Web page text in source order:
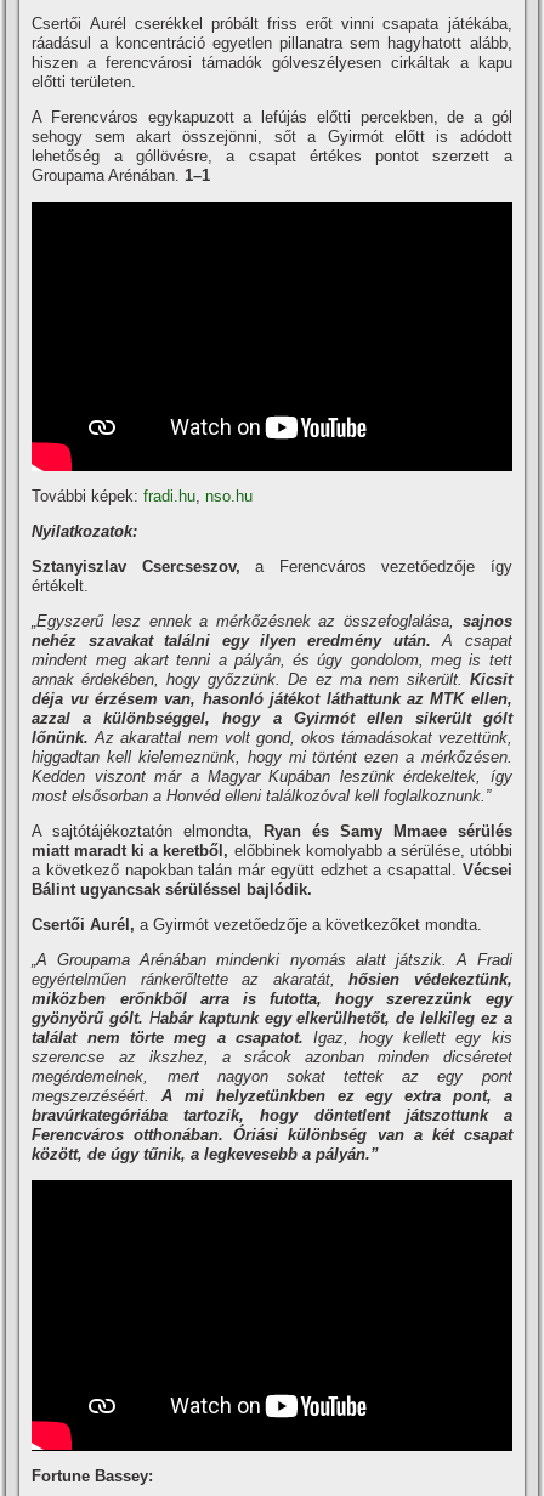
Csertői Aurél cserékkel próbált friss erőt vinni csapata játékába,
ráadásul a koncentráció egyetlen pillanatra sem hagyhatott alább,
hiszen a ferencvárosi támadók gólveszélyesen cirkáltak a kapu
előtti területen.
A Ferencváros egykapuzott a lefújás előtti percekben, de a gól
sehogy sem akart összejönni, sőt a Gyirmót előtt is adódott
lehetőség a góllövésre, a csapat értékes pontot szerzett a
Groupama Arénában.1–1
További képek:fradi.hu,nso.hu
Nyilatkozatok:
Sztanyiszlav Csercseszov, a Ferencváros vezetőedzője így
értékelt.
„Egyszerű lesz ennek a mérkőzésnek az összefoglalása, sajnos
nehéz szavakat találni egy ilyen eredmény után. A csapat
mindent meg akart tenni a pályán, és úgy gondolom, meg is tett
annak érdekében, hogy győzzünk. De ez ma nem sikerült. Kicsit
déja vu érzésem van, hasonló játékot láthattunk az MTK ellen,
azzal a különbséggel, hogy a Gyirmót ellen sikerült gólt
lőnünk.Az akarattal nem volt gond, okos támadásokat vezettünk,
higgadtan kell kielemeznünk, hogy mi történt ezen a mérkőzésen.
Kedden viszont már a Magyar Kupában leszünk érdekeltek, így
most elsősorban a Honvéd elleni találkozóval kell foglalkoznunk.”
A sajtótájékoztatón elmondta,
Ryan és Samy Mmaee sérülés
miatt maradt ki a keretből, előbbinek komolyabb a sérülése, utóbbi
a következő napokban talán már együtt edzhet a csapattal. Vécsei
Bálint ugyancsak sérüléssel bajlódik.
Csertői Aurél, a Gyirmót vezetőedzője a következőket mondta.
„A Groupama Arénában mindenki nyomás alatt játszik. A Fradi
egyértelműen ránkerőltette az akaratát,hősien védekeztünk,
miközben erőnkből arra is futotta, hogy szerezzünk egy
gyönyörű gólt.Habár kaptunk egy elkerülhetőt, de lelkileg ez a
találat nem törte meg a csapatot.Igaz, hogy kellett egy kis
szerencse az ikszhez, a srácok azonban minden dicséretet
megérdemelnek, mert nagyon sokat tettek az egy pont
megszerzéséért.A mi helyzetünkben ez egy extra pont, a
bravúrkategóriába tartozik, hogy döntetlent játszottunk a
Ferencváros otthonában. Óriási különbség van a két csapat
között, de úgy tűnik, a legkevesebb a pályán.”
Fortune Bassey: